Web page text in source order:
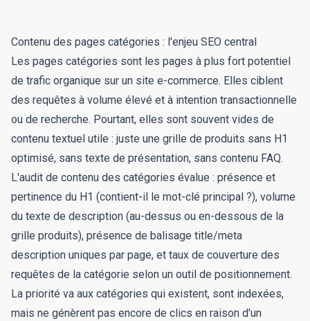
Contenu des pages catégories : l'enjeu SEO central
Les pages catégories sont les pages à plus fort potentiel
de trafic organique sur un site e-commerce. Elles ciblent
des requêtes à volume élevé et à intention transactionnelle
ou de recherche. Pourtant, elles sont souvent vides de
contenu textuel utile : juste une grille de produits sans H1
optimisé, sans texte de présentation, sans contenu FAQ.
L'audit de contenu des catégories évalue : présence et
pertinence du H1 (contient-il le mot-clé principal ?), volume
du texte de description (au-dessus ou en-dessous de la
grille produits), présence de balisage title/meta
description uniques par page, et taux de couverture des
requêtes de la catégorie selon un outil de positionnement.
La priorité va aux catégories qui existent, sont indexées,
mais ne génèrent pas encore de clics en raison d'un